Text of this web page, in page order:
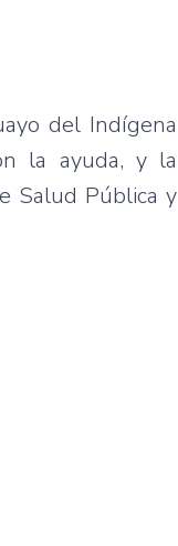
del Indígena
la ayuda, y la
Salud Pública y